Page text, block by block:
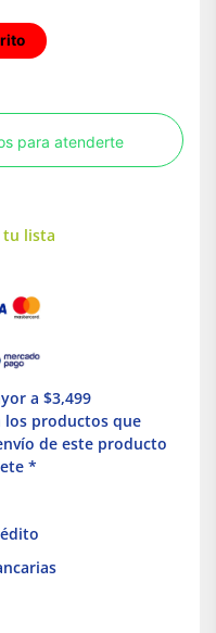
para atenderte
tu lista
a $3,499
los productos que
de este producto
*